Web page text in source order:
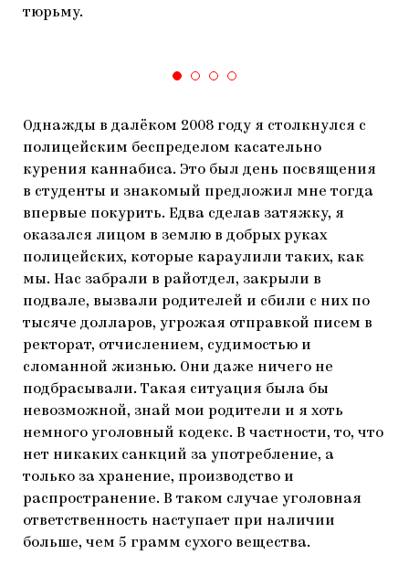
тюрьму.
Однажды в далёком 2008 году я столкнулся с
полицейским беспределом касательно
курения каннабиса. Это был день посвящения
в студенты и знакомый предложил мне тогда
впервые покурить. Едва сделав затяжку, я
оказался лицом в землю в добрых руках
полицейских, которые караулили таких, как
мы. Нас забрали в райотдел, закрыли в
подвале, вызвали родителей и сбили с них по
тысяче долларов, угрожая отправкой писем в
ректорат, отчислением, судимостью и
сломанной жизнью. Они даже ничего не
подбрасывали. Такая ситуация была бы
невозможной, знай мои родители и я хоть
немного уголовный кодекс. В частности, то, что
нет никаких санкций за употребление, а
только за хранение, производство и
распространение. В таком случае уголовная
ответственность наступает при наличии
больше, чем 5 грамм сухого вещества.